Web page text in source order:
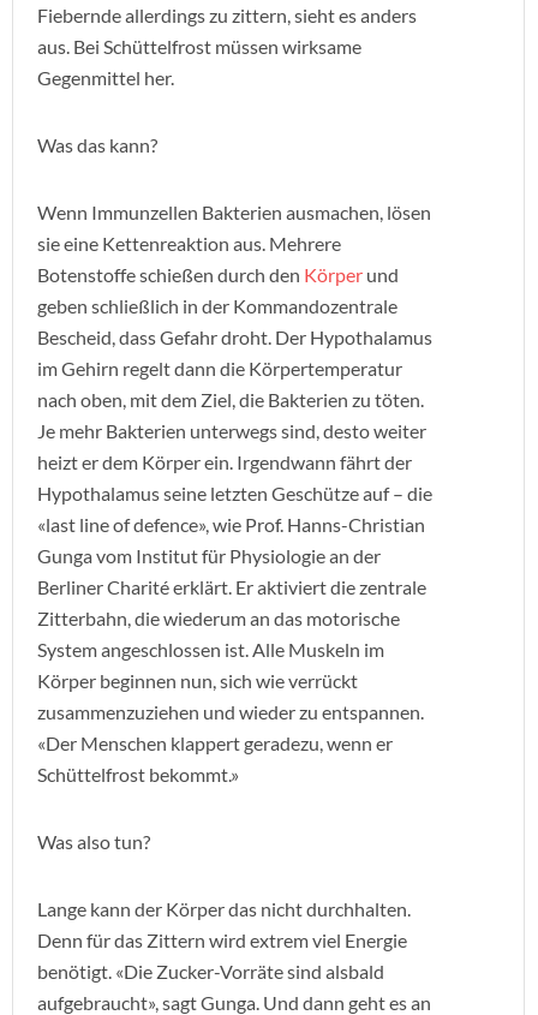
Fiebernde allerdings zu zittern, sieht es anders
aus. Bei Schüttelfrost müssen wirksame
Gegenmittel her.
Was das kann?
Wenn Immunzellen Bakterien ausmachen, lösen
sie eine Kettenreaktion aus. Mehrere
Botenstoffe schießen durch den Körper und
geben schließlich in der Kommandozentrale
Bescheid, dass Gefahr droht. Der Hypothalamus
im Gehirn regelt dann die Körpertemperatur
nach oben, mit dem Ziel, die Bakterien zu töten.
Je mehr Bakterien unterwegs sind, desto weiter
heizt er dem Körper ein. Irgendwann fährt der
Hypothalamus seine letzten Geschütze auf – die
«last line of defence», wie Prof. Hanns-Christian
Gunga vom Institut für Physiologie an der
Berliner Charité erklärt. Er aktiviert die zentrale
Zitterbahn, die wiederum an das motorische
System angeschlossen ist. Alle Muskeln im
Körper beginnen nun, sich wie verrückt
zusammenzuziehen und wieder zu entspannen.
«Der Menschen klappert geradezu, wenn er
Schüttelfrost bekommt.»
Was also tun?
Lange kann der Körper das nicht durchhalten.
Denn für das Zittern wird extrem viel Energie
benötigt. «Die Zucker-Vorräte sind alsbald
aufgebraucht», sagt Gunga. Und dann geht es an